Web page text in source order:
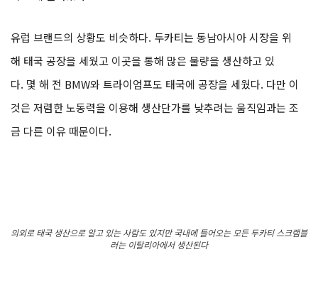
유럽 브랜드의 상황도 비슷하다. 두카티는 동남아시아 시장을 위
해 태국 공장을 세웠고 이곳을 통해 많은 물량을 생산하고 있
다. 몇 해 전 BMW와 트라이엄프도 태국에 공장을 세웠다. 다만 이
것은 저렴한 노동력을 이용해 생산단가를 낮추려는 움직임과는 조
금 다른 이유 때문이다.
의외로 태국 생산으로 알고 있는 사람도 있지만 국내에 들어오는 모든 두카티 스크램블
러는 이탈리아에서 생산된다